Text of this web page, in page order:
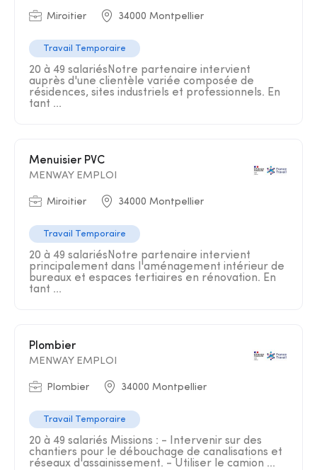
Miroitier 34000 Montpellier
Travail Temporaire
20 à 49 salariésNotre partenaire intervient
auprès d'une clientèle variée composée de
résidences, sites industriels et professionnels. En
tant ...
Menuisier PVC
MENWAY EMPLOI
Miroitier 34000 Montpellier
Travail Temporaire
20 à 49 salariésNotre partenaire intervient
principalement dans l'aménagement intérieur de
bureaux et espaces tertiaires en rénovation. En
tant ...
Plombier
MENWAY EMPLOI
Plombier 34000 Montpellier
Travail Temporaire
20 à 49 salariés Missions : - Intervenir sur des
chantiers pour le débouchage de canalisations et
réseaux d'assainissement. - Utiliser le camion ...